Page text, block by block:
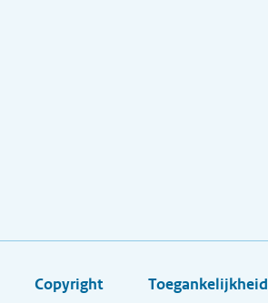
Copyright Toegankelijkheid